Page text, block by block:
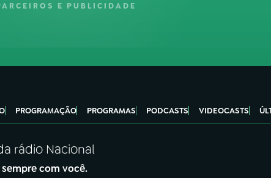
E PUBLICIDADE
PROGRAMAÇÃO PROGRAMAS PODCASTS VIDEOCASTS
rádio Nacional
com você.